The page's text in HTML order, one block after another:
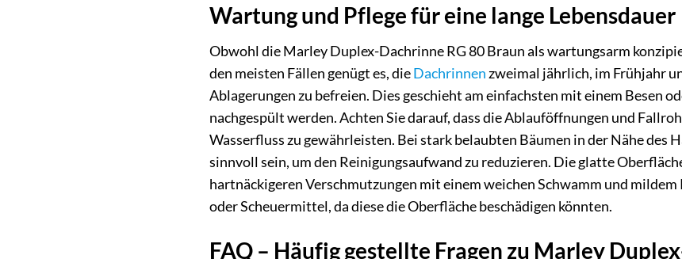
Wartung und Pflege für eine lange Lebensdauer
Obwohl die Marley Duplex-Dachrinne RG 80 Braun als wartungsarm
den meisten Fällen genügt es, dieDachrinnenzweimal jährlich, im Frühjahr
Ablagerungen zu befreien. Dies geschieht am einfachsten mit einem Besen
nachgespült werden. Achten Sie darauf, dass die Ablauföffnungen und
Wasserfluss zu gewährleisten. Bei stark belaubten Bäumen in der Nähe des
sinnvoll sein, um den Reinigungsaufwand zu reduzieren. Die glatte
hartnäckigeren Verschmutzungen mit einem weichen Schwamm und
oder Scheuermittel, da diese die Oberfläche beschädigen könnten.
FAQ – Häufig gestellte Fragen zu Marley